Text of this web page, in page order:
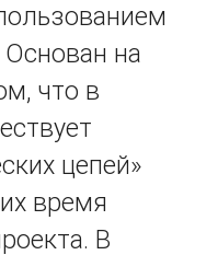
Основан на
что в
цепей»
время
В